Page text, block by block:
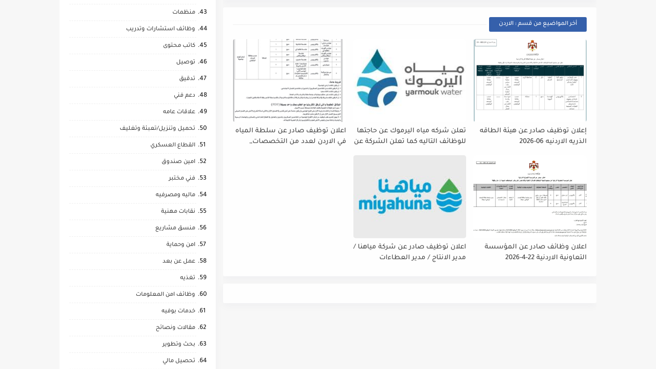
أخر المواضيع من قسم : الاردن
إعلان توظيف صادر عن هيئة الطاقه
الذريه الاردنيه 06-2026
تعلن شركه مياه اليرموك عن حاجتها
للوظائف التاليه كما تعلن الشركة عن
على إتاحة الفرصة الكافية أمام
الجميع لاستكمال إجراءات التقديم.
اعلان توظيف صادر عن سلطة المياه
في الاردن لعدد من التخصصات,,
اعلان وظائف صادر عن المؤسسة
التعاونية الاردنية 22-4-2026
اعلان توظيف صادر عن شركة مياهنا /
مدير الانتاج / مدير العطاءات
منظمات
وظائف استشارات وتدريب
كاتب محتوى
توصيل
تدقيق
دعم فني
علاقات عامه
تحميل وتنزيل/تعبئة وتغليف
القطاع العسكري
امين صندوق
فني مختبر
ماليه ومصرفيه
نقابات مهنية
منسق مشاريع
امن وحماية
عمل عن بعد
تغذيه
وظائف امن المعلومات
خدمات بوفيه
مقالات ونصائح
بحث وتطوير
تحصيل مالي